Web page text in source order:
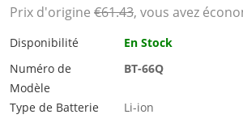
Prix ​​d'origine €61.43, vous avez
Disponibilité
En Stock
Numéro de
Modèle
BT-66Q
Type de Batterie
Li-ion